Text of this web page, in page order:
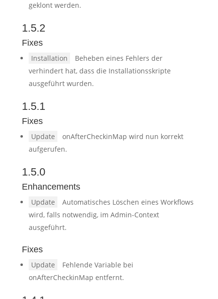
geklont werden.
1.5.2
Fixes
Installation
Beheben eines Fehlers der
verhindert hat, dass die Installationsskripte
ausgeführt wurden.
1.5.1
Fixes
Update
onAfterCheckinMap wird nun korrekt
aufgerufen.
1.5.0
Enhancements
Update
Automatisches Löschen eines Workflows
wird, falls notwendig, im Admin-Context
ausgeführt.
Fixes
Update
Fehlende Variable bei
onAfterCheckinMap entfernt.